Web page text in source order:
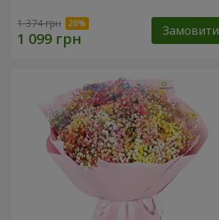
1 374 грн Замовити